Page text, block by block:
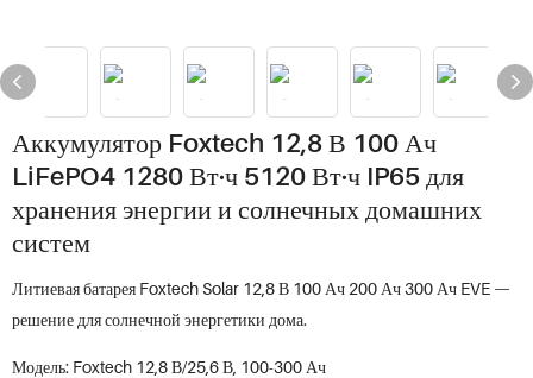
Аккумулятор Foxtech 12,8 В 100 Ач
LiFePO4 1280 Вт·ч 5120 Вт·ч IP65 для
хранения энергии и солнечных домашних
систем
Литиевая батарея Foxtech Solar 12,8 В 100 Ач 200 Ач 300 Ач EVE —
решение для солнечной энергетики дома.
Модель: Foxtech 12,8 В/25,6 В, 100-300 Ач